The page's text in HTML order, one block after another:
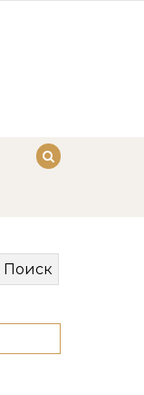
Поиск